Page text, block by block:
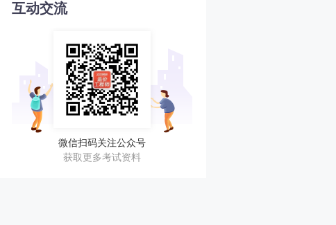
互动交流
微信扫码关注公众号
获取更多考试资料